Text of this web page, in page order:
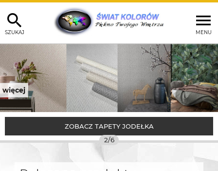
MENU
SZUKAJ
ZOBACZ TAPETY JODEŁKA
więcej